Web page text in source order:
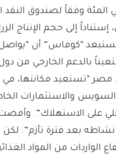
إلى حجم الإنتاج
“كوفاس” أن “يواصل
بالدعم الخارجي من
مصر “تستعيد
السويس والاستثمارات
على الاستهلاك”.
نشاطه بعد فترة تأزم”.
الواردات من المواد